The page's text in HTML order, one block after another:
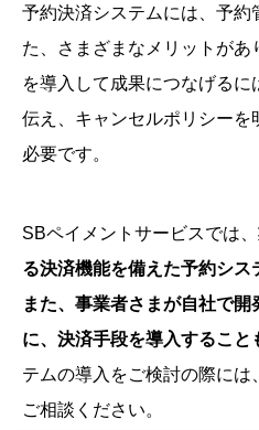
予約決済システムには、予約
た、さまざまなメリットが
を導入して成果につなげる
伝え、キャンセルポリシー
必要です。
SBペイメントサービスでは、
る決済機能を備えた予約シス
また、事業者さまが自社で
に、決済手段を導入すること
テムの導入をご検討の際に
ご相談ください。